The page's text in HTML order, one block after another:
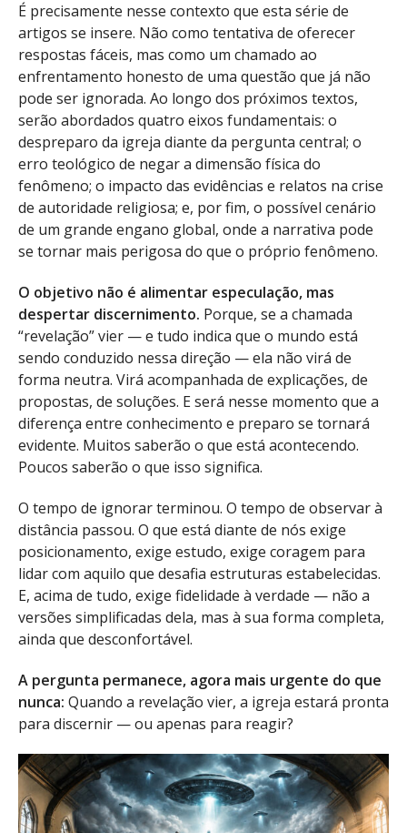
É precisamente nesse contexto que esta série de
artigos se insere. Não como tentativa de oferecer
respostas fáceis, mas como um chamado ao
enfrentamento honesto de uma questão que já não
pode ser ignorada. Ao longo dos próximos textos,
serão abordados quatro eixos fundamentais: o
despreparo da igreja diante da pergunta central; o
erro teológico de negar a dimensão física do
fenômeno; o impacto das evidências e relatos na crise
de autoridade religiosa; e, por fim, o possível cenário
de um grande engano global, onde a narrativa pode
se tornar mais perigosa do que o próprio fenômeno.
O objetivo não é alimentar especulação, mas
despertar discernimento. Porque, se a chamada
“revelação” vier — e tudo indica que o mundo está
sendo conduzido nessa direção — ela não virá de
forma neutra. Virá acompanhada de explicações, de
propostas, de soluções. E será nesse momento que a
diferença entre conhecimento e preparo se tornará
evidente. Muitos saberão o que está acontecendo.
Poucos saberão o que isso significa.
O tempo de ignorar terminou. O tempo de observar à
distância passou. O que está diante de nós exige
posicionamento, exige estudo, exige coragem para
lidar com aquilo que desafia estruturas estabelecidas.
E, acima de tudo, exige fidelidade à verdade — não a
versões simplificadas dela, mas à sua forma completa,
ainda que desconfortável.
A pergunta permanece, agora mais urgente do que
nunca: Quando a revelação vier, a igreja estará pronta
para discernir — ou apenas para reagir?